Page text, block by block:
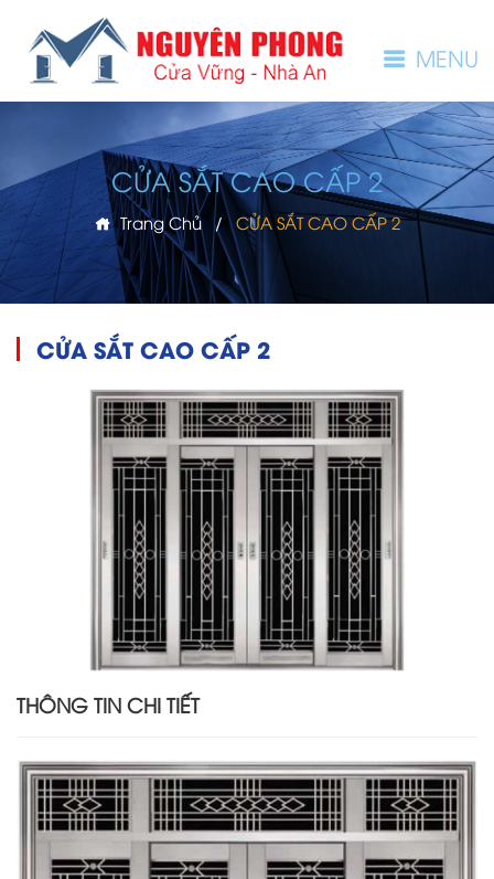
CỬA SẮT CAO CẤP 2
Trang Chủ / CỬA SẮT CAO CẤP 2
CỬA SẮT CAO CẤP 2
THÔNG TIN CHI TIẾT
MENU